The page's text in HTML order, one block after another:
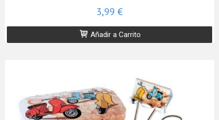
3,99 €
Añadir a Carrito